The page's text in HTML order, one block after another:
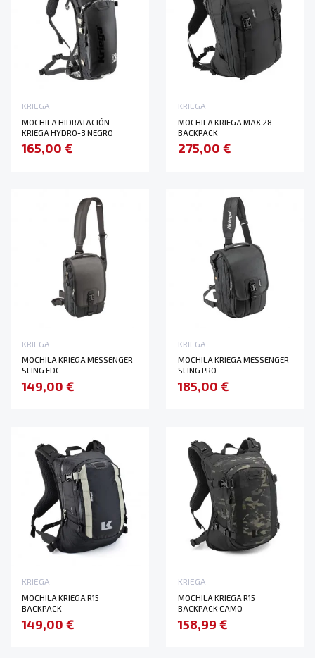
KRIEGA
MOCHILA HIDRATACIÓN
KRIEGA HYDRO-3 NEGRO
165,00 €
KRIEGA
MOCHILA KRIEGA MAX 28
BACKPACK
275,00 €
KRIEGA
MOCHILA KRIEGA MESSENGER
SLING EDC
149,00 €
KRIEGA
MOCHILA KRIEGA MESSENGER
SLING PRO
185,00 €
KRIEGA
MOCHILA KRIEGA R15
BACKPACK
149,00 €
KRIEGA
MOCHILA KRIEGA R15
BACKPACK CAMO
158,99 €